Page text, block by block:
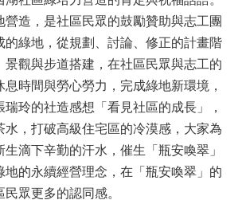
營造，是社區民眾的鼓勵贊助與志工團
的綠地，從規劃、討論、修正的計畫階
景觀與步道搭建，在社區民眾與志工的
時間與勞心勞力，完成綠地新環境，
玲的社造感想「看見社區的成長」，
水，打破高級住宅區的冷漠感，大家為
生滴下辛勤的汗水，催生「瓶安喚翠」
地的永續經營理念，在「瓶安喚翠」的
眾更多的認同感。